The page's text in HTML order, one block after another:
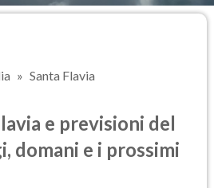
Santa Flavia
e previsioni del
domani e i prossimi